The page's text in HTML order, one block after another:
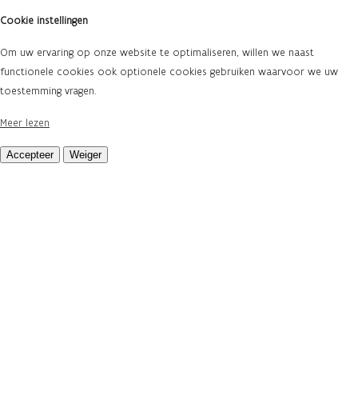
Cookie instellingen
Om uw ervaring op onze website te optimaliseren, willen we naast
functionele cookies ook optionele cookies gebruiken waarvoor we uw
toestemming vragen.
Meer lezen
Accepteer Weiger